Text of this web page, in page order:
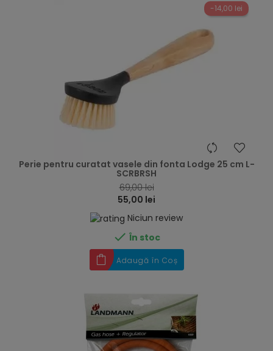
-14,00 lei
Perie pentru curatat vasele din fonta Lodge 25 cm L-
SCRBRSH
69,00 lei
55,00 lei
Niciun review
 În stoc
Adaugă în Coș